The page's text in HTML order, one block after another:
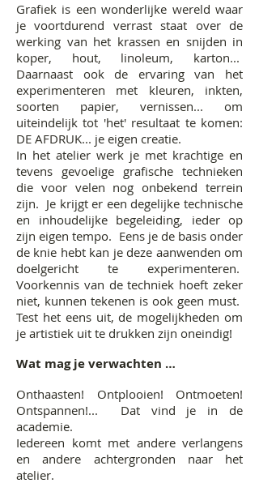
Grafiek is een wonderlijke wereld waar
je voortdurend verrast staat over de
werking van het krassen en snijden in
koper, hout, linoleum, karton...
Daarnaast ook de ervaring van het
experimenteren met kleuren, inkten,
soorten papier, vernissen... om
uiteindelijk tot 'het' resultaat te komen:
DE AFDRUK... je eigen creatie.
In het atelier werk je met krachtige en
tevens gevoelige grafische technieken
die voor velen nog onbekend terrein
zijn. Je krijgt er een degelijke technische
en inhoudelijke begeleiding, ieder op
zijn eigen tempo. Eens je de basis onder
de knie hebt kan je deze aanwenden om
doelgericht te experimenteren.
Voorkennis van de techniek hoeft zeker
niet, kunnen tekenen is ook geen must.
Test het eens uit, de mogelijkheden om
je artistiek uit te drukken zijn oneindig!
Wat mag je verwachten …
Onthaasten! Ontplooien! Ontmoeten!
Ontspannen!... Dat vind je in de
academie.
Iedereen komt met andere verlangens
en andere achtergronden naar het
atelier.